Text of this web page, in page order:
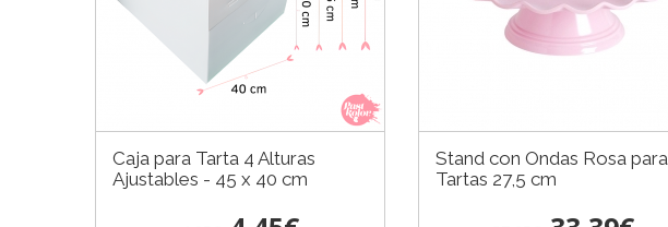
Caja para Tarta 4 Alturas
Ajustables - 45 x 40 cm
Stand con Ondas Rosa para
Tartas 27,5 cm